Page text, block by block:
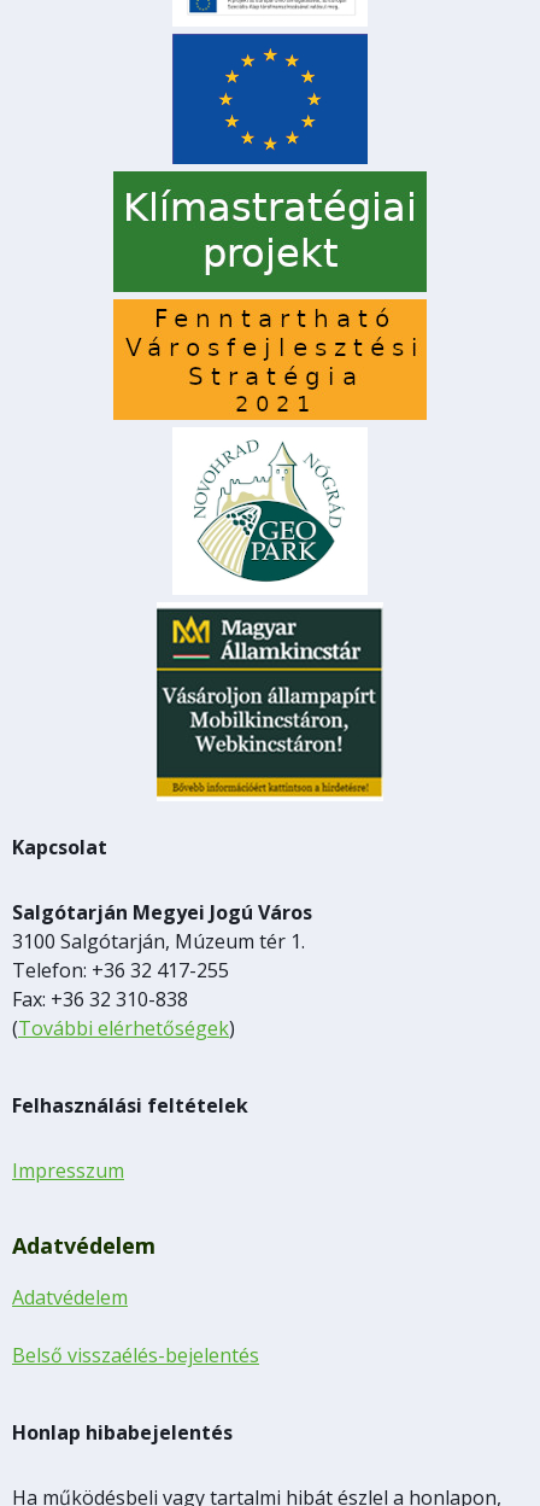
Kapcsolat
Salgótarján Megyei Jogú Város
3100 Salgótarján, Múzeum tér 1.
Telefon: +36 32 417-255
Fax: +36 32 310-838
(További elérhetőségek)
Felhasználási feltételek
Impresszum
Adatvédelem
Adatvédelem
Belső visszaélés-bejelentés
Honlap hibabejelentés
Ha működésbeli vagy tartalmi hibát észlel a honlapon,